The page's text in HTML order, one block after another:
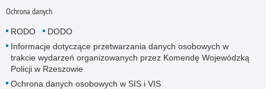
Ochrona danych
RODO
DODO
Informacje dotyczące przetwarzania danych osobowych w
trakcie wydarzeń organizowanych przez Komendę Wojewódzką
Policji w Rzeszowie
Ochrona danych osobowych w SIS i VIS